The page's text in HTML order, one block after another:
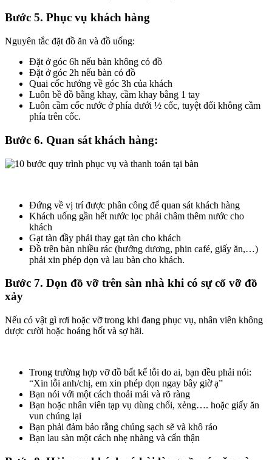
Bước 5. Phục vụ khách hàng
Nguyên tắc đặt đồ ăn và đồ uống:
Đặt ở góc 6h nếu bàn không có đồ
Đặt ở góc 2h nếu bàn có đồ
Quai cốc hướng về góc 3h của khách
Luôn bề đồ bằng khay, cầm khay bằng 1 tay
Luôn cầm cốc nước ở phía dưới ½ cốc, tuyệt đối không cầm
phía trên cốc.
Bước 6. Quan sát khách hàng:
Đứng về vị trí được phân công để quan sát khách hàng
Khách uống gần hết nước lọc phải châm thêm nước cho
khách
Gạt tàn đầy phải thay gạt tàn cho khách
Đồ trên bàn nhiều rác (hướng dương, phin café, giấy ăn,…)
phải xin phép dọn và lau bàn cho khách.
Bước 7. Dọn đồ vỡ trên sàn nhà khi có sự cố vỡ đồ
xảy
Nếu có vật gì rơi hoặc vỡ trong khi đang phục vụ, nhân viên không
dược cười hoặc hoảng hốt và sợ hãi.
Trong trường hợp vỡ đồ bất kể lỗi do ai, bạn đều phải nói:
“Xin lỗi anh/chị, em xin phép dọn ngay bây giờ ạ”
Bạn nói với một cách thoải mái và rõ ràng
Bạn hoặc nhân viên tạp vụ dùng chổi, xẻng…. hoặc giấy ăn
vun chúng lại
Bạn phải đảm bảo rằng chúng sạch sẽ và khô ráo
Bạn lau sàn một cách nhẹ nhàng và cẩn thận